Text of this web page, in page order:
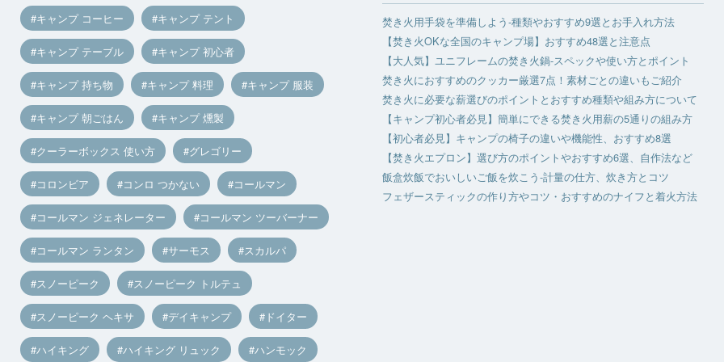
キャンプ コーヒー キャンプ テント
キャンプ テーブル キャンプ 初心者
キャンプ 持ち物 キャンプ 料理 キャンプ 服装
キャンプ 朝ごはん キャンプ 燻製
クーラーボックス 使い方 グレゴリー
コロンビア コンロ つかない コールマン
コールマン ジェネレーター コールマン ツーバーナー
コールマン ランタン サーモス スカルパ
スノーピーク スノーピーク トルテュ
スノーピーク ヘキサ デイキャンプ ドイター
ハイキング ハイキング リュック ハンモック
焚き火用手袋を準備しよう-種類やおすすめ9選とお手入れ方法
【焚き火OKな全国のキャンプ場】おすすめ48選と注意点
【大人気】ユニフレームの焚き火鍋-スペックや使い方とポイント
焚き火におすすめのクッカー厳選7点！素材ごとの違いもご紹介
焚き火に必要な薪選びのポイントとおすすめ種類や組み方について
【キャンプ初心者必見】簡単にできる焚き火用薪の5通りの組み方
【初心者必見】キャンプの椅子の違いや機能性、おすすめ8選
【焚き火エプロン】選び方のポイントやおすすめ6選、自作法など
飯盒炊飯でおいしいご飯を炊こう-計量の仕方、炊き方とコツ
フェザースティックの作り方やコツ・おすすめのナイフと着火方法